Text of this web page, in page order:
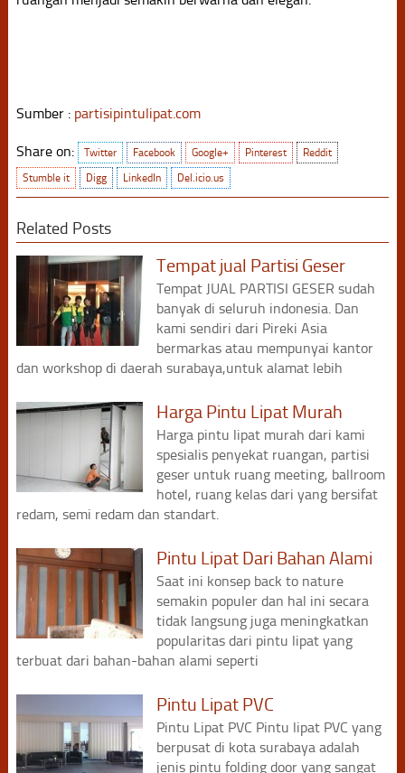
Sumber : partisipintulipat.com
Share on: Twitter Facebook Google+ Pinterest
Reddit
Stumble it
Digg LinkedIn Del.icio.us
Related Posts
Tempat jual Partisi Geser
Tempat JUAL PARTISI GESER sudah
banyak di seluruh indonesia. Dan
kami sendiri dari Pireki Asia
bermarkas atau mempunyai kantor
dan workshop di daerah surabaya,untuk alamat lebih
Harga Pintu Lipat Murah
Harga pintu lipat murah dari kami
spesialis penyekat ruangan, partisi
geser untuk ruang meeting, ballroom
hotel, ruang kelas dari yang bersifat
redam, semi redam dan standart.
Pintu Lipat Dari Bahan Alami
Saat ini konsep back to nature
semakin populer dan hal ini secara
tidak langsung juga meningkatkan
popularitas dari pintu lipat yang
terbuat dari bahan-bahan alami seperti
Pintu Lipat PVC
Pintu Lipat PVC Pintu lipat PVC yang
berpusat di kota surabaya adalah
jenis pintu folding door yang sangat